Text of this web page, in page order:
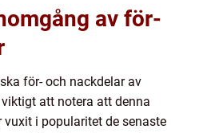
av för-
för- och nackdelar av
att notera att denna
i popularitet de senaste